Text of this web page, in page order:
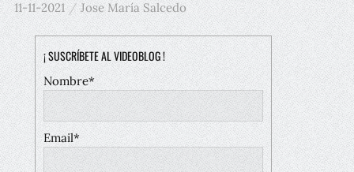
11-11-2021 Jose María Salcedo
¡ SUSCRÍBETE AL VIDEOBLOG !
Nombre*
Email*